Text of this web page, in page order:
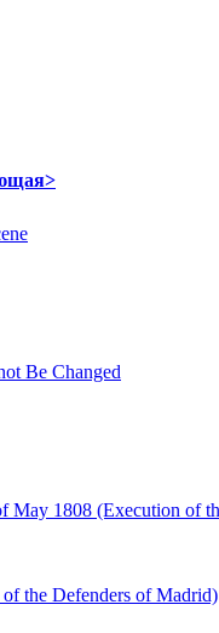
the Defenders of Madrid)